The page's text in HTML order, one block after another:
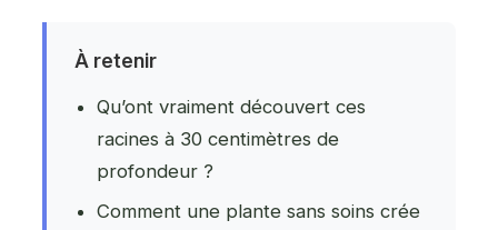
À retenir
Qu’ont vraiment découvert ces
racines à 30 centimètres de
profondeur ?
Comment une plante sans soins crée